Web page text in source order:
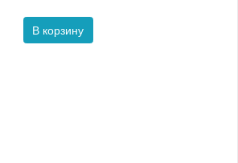
В корзину